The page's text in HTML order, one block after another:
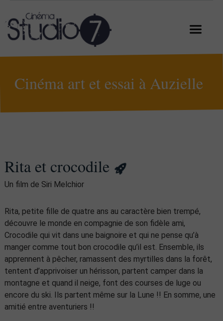
Cinéma art et essai à Auzielle
Rita et crocodile
Un film de Siri Melchior
Rita, petite fille de quatre ans au caractère bien trempé,
découvre le monde en compagnie de son fidèle ami,
Crocodile qui vit dans une baignoire et qui ne pense qu’à
manger comme tout bon crocodile qu’il est. Ensemble, ils
apprennent à pêcher, ramassent des myrtilles dans la forêt,
tentent d’apprivoiser un hérisson, partent camper dans la
montagne et quand il neige, font des courses de luge ou
encore du ski. Ils partent même sur la Lune !! En somme, une
amitié entre aventuriers !!